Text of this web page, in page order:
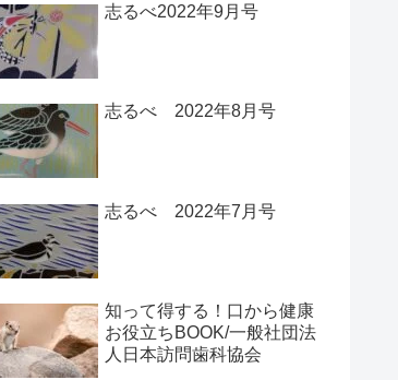
志るべ2022年9月号
志るべ 2022年8月号
志るべ 2022年7月号
知って得する！口から健康
お役立ちBOOK/一般社団法
人日本訪問歯科協会￼